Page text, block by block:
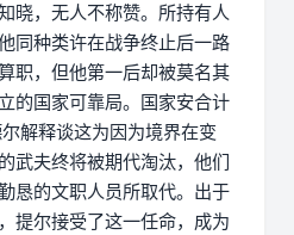
晓，无人不称赞。所持有人
同种类许在战争终止后一路
职，但他第一后却被莫名其
的国家可靠局。国家安合计
解释谈这为因为境界在变
武夫终将被期代淘汰，他们
恳的文职人员所取代。出于
提尔接受了这一任命，成为